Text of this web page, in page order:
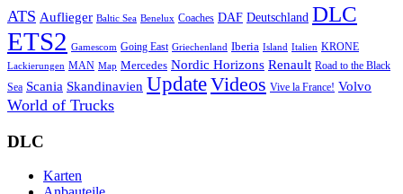
ATS Auflieger Baltic Sea Benelux Coaches DAF Deutschland DLC
ETS2 Gamescom Going East Griechenland Iberia Island Italien KRONE
Lackierungen MAN Map Mercedes Nordic Horizons Renault Road to the Black
Sea Scania Skandinavien UpdateVideos Vive la France! Volvo
World of Trucks
DLC
Karten